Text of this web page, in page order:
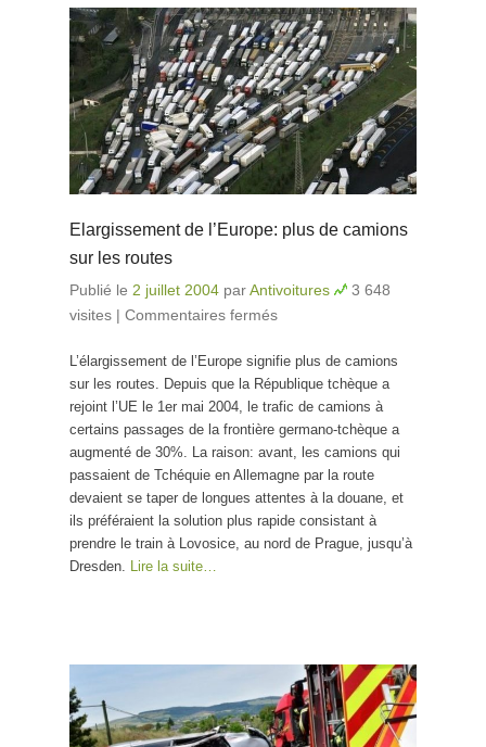
Elargissement de l’Europe: plus de camions
sur les routes
Publié le 2 juillet 2004 parAntivoitures
3 648
visites | Commentaires fermés
camions sur les routes
L’élargissement de l’Europe signifie plus de camions
sur les routes. Depuis que la République tchèque a
rejoint l’UE le 1er mai 2004, le trafic de camions à
certains passages de la frontière germano-tchèque a
augmenté de 30%. La raison: avant, les camions qui
passaient de Tchéquie en Allemagne par la route
devaient se taper de longues attentes à la douane, et
ils préféraient la solution plus rapide consistant à
prendre le train à Lovosice, au nord de Prague, jusqu’à
Dresden. Lire la suite…